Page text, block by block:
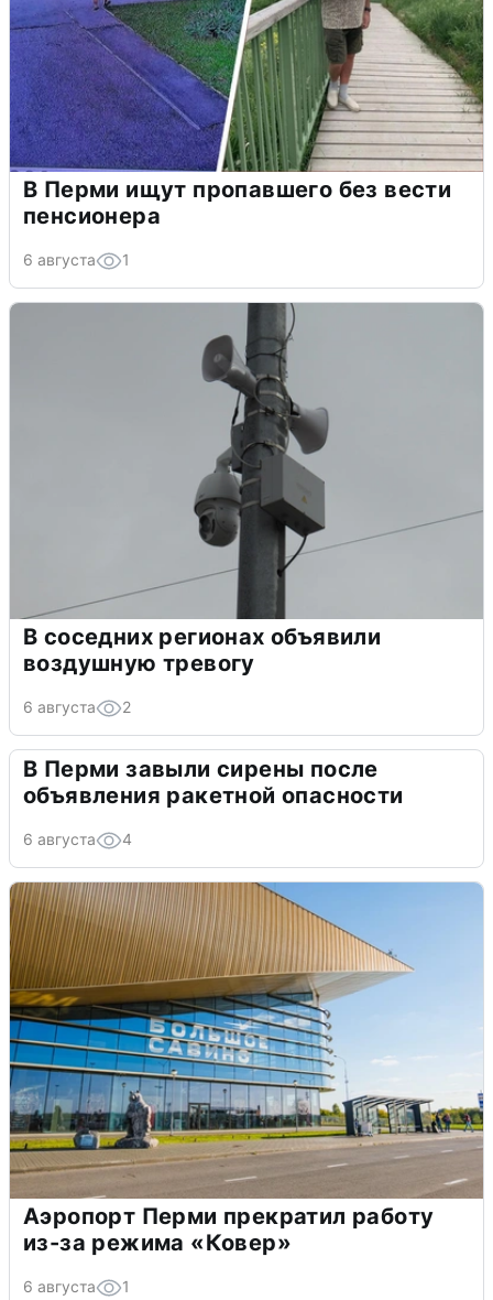
В Перми ищут пропавшего без вести
пенсионера
6 августа 1
В соседних регионах объявили
воздушную тревогу
6 августа 2
В Перми завыли сирены после
объявления ракетной опасности
6 августа 4
Аэропорт Перми прекратил работу
из-за режима «Ковер»
6 августа 1